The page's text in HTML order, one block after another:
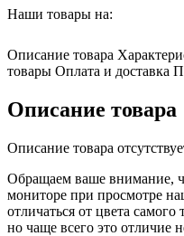
Наши товары на:
Описание товара
товары Оплата и доставка
Описание товара
Описание товара
Обращаем ваше внимание,
мониторе при просмотре
отличаться от цвета самого
но чаще всего это отличие